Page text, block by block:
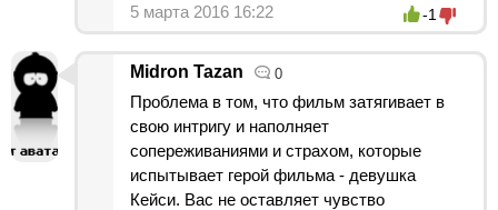
5 марта 2016 16:22
-1
Midron Tazan 0
Проблема в том, что фильм затягивает в
свою интригу и наполняет
сопереживаниями и страхом, которые
испытывает герой фильма - девушка
Кейси. Вас не оставляет чувство